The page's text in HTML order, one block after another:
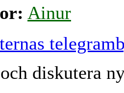
Ainur
diskutera